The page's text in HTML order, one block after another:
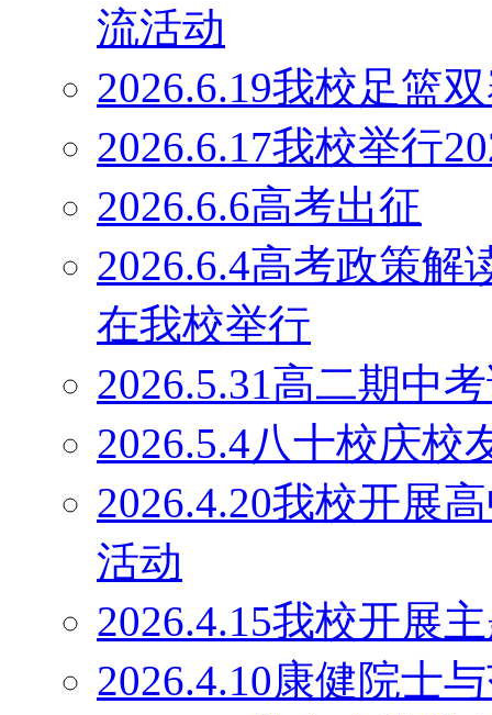
流活动
2026.6.19我校足篮
2026.6.17我校举行
2026.6.6高考出征
2026.6.4高考政策解
在我校举行
2026.5.31高二期中
2026.5.4八十校庆校
2026.4.20我校开展
活动
2026.4.15我校开展
2026.4.10康健院士